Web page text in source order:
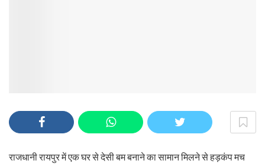
राजधानी रायपुर में एक घर से देसी बम बनाने का सामान मिलने से हड़कंप मच